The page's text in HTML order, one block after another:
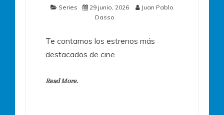
Series 29 junio, 2026
Juan Pablo
Dasso
Te contamos los estrenos más
destacados de cine
Read More.